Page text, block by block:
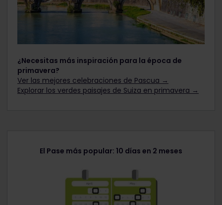
¿Necesitas más inspiración para la época de
primavera?
Ver las mejores celebraciones de Pascua →
Explorar los verdes paisajes de Suiza en primavera →
El Pase más popular: 10 días en 2 meses